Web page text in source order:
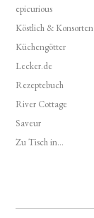
epicurious
Köstlich & Konsorten
Küchengötter
Lecker.de
Rezeptebuch
River Cottage
Saveur
Zu Tisch in...